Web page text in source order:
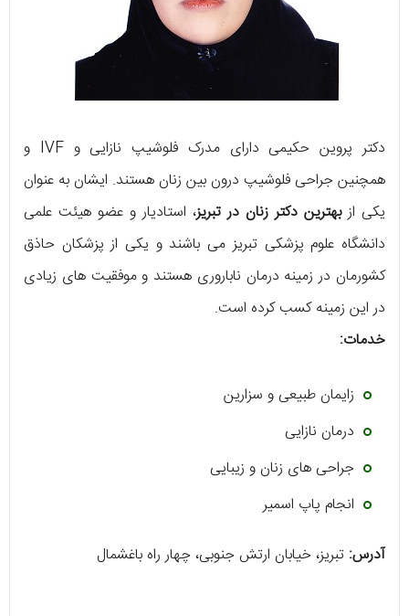
دکتر پروین حکیمی دارای مدرک فلوشیپ نازایی و IVF و
همچنین جراحی فلوشیپ درون بین زنان هستند. ایشان به عنوان
یکی ازبهترین دکتر زنان در تبریز، استادیار و عضو هیئت علمی
دانشگاه علوم پزشکی تبریز می باشند و یکی از پزشکان حاذق
کشورمان در زمینه درمان ناباروری هستند و موفقیت های زیادی
در این زمینه کسب کرده است.
خدمات:
زایمان طبیعی و سزارین
درمان نازایی
جراحی های زنان و زیبایی
انجام پاپ اسمیر
آدرس: تبریز، خیابان ارتش جنوبی، چهار راه باغشمال